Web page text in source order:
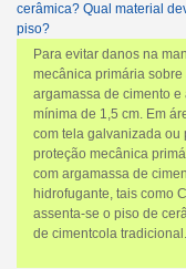
cerâmica? Qual material
piso?
Para evitar danos na
mecânica primária
argamassa de cimento
mínima de 1,5 cm. Em
com tela galvanizada ou
proteção mecânica
com argamassa de
hidrofugante, tais como
assenta-se o piso de
de cimentcola tradicional.